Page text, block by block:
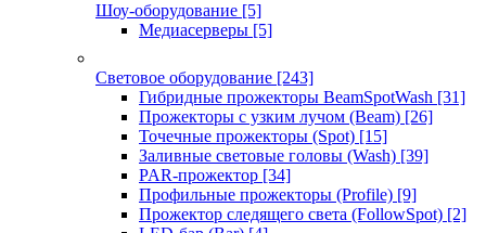
Шоу-оборудование [5]
Медиасерверы [5]
Световое оборудование [243]
Гибридные прожекторы BeamSpotWash [31]
Прожекторы с узким лучом (Beam) [26]
Точечные прожекторы (Spot) [15]
Заливные световые головы (Wash) [39]
PAR-прожектор [34]
Профильные прожекторы (Profile) [9]
Прожектор следящего света (FollowSpot) [2]